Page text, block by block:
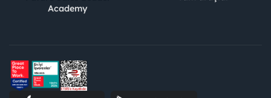
Academy